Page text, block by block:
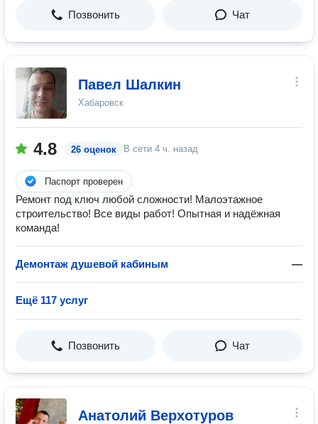
Позвонить Чат
Павел Шалкин
Хабаровск
4.8 26 оценок В сети 4 ч. назад
Паспорт проверен
Ремонт под ключ любой сложности! Малоэтажное
строительство! Все виды работ! Опытная и надёжная
команда!
Демонтаж душевой кабиным —
Ещё 117 услуг
Позвонить Чат
Анатолий Верхотуров